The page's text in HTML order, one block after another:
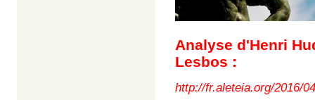
Analyse d'Henri
Lesbos :
http://fr.aleteia.org/2016/